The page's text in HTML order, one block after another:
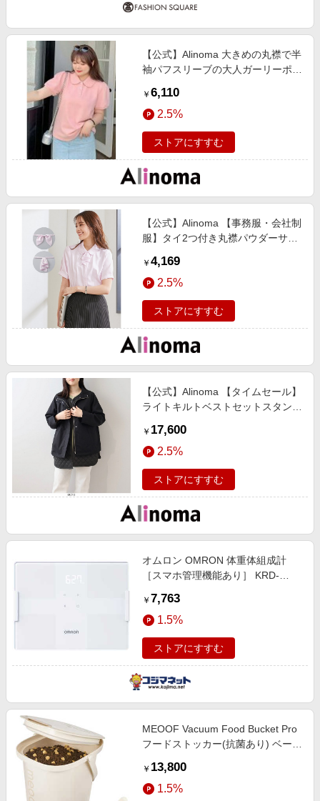
【公式】Alinoma 大きめの丸襟で半
袖パフスリーブの大人ガーリーポロ
sanmaru/サンマル / ピンク / LL / ア
リノマ / ありのま / 大きいサイズ /
レディース
￥ 6,110
2.5%
ストアにすすむ
【公式】Alinoma 【事務服・会社制
服】タイ2つ付き丸襟パウダーサテ
ボンタイ・フリルタイ付） 大きい
サイズ / SMILELAND/スマイルラン
ド / ピンク / 8L / アリノマ / ありの
ま / 大きいサイズ / レディース
￥ 4,169
2.5%
ストアにすすむ
【公式】Alinoma 【タイムセール】
ライトキルトベストセットスタンド
エムビー ミントブリーズ / クロ /
3L / アリノマ / ありのま / 大きいサ
イズ / レディース
￥ 17,600
2.5%
ストアにすすむ
オムロン OMRON 体重体組成計
［スマホ管理機能あり］ KRD-
￥ 7,763
1.5%
ストアにすすむ
MEOOF Vacuum Food Bucket Pro
フードストッカー(抗菌あり) ベージ
￥ 13,800
1.5%